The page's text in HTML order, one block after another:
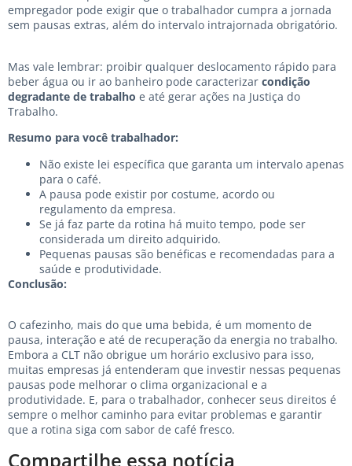
empregador pode exigir que o trabalhador cumpra a jornada
sem pausas extras, além do intervalo intrajornada obrigatório.
Mas vale lembrar: proibir qualquer deslocamento rápido para
beber água ou ir ao banheiro pode caracterizar condição
degradante de trabalho e até gerar ações na Justiça do
Trabalho.
Resumo para você trabalhador:
Não existe lei específica que garanta um intervalo apenas
para o café.
A pausa pode existir por costume, acordo ou
regulamento da empresa.
Se já faz parte da rotina há muito tempo, pode ser
considerada um direito adquirido.
Pequenas pausas são benéficas e recomendadas para a
saúde e produtividade.
Conclusão:
O cafezinho, mais do que uma bebida, é um momento de
pausa, interação e até de recuperação da energia no trabalho.
Embora a CLT não obrigue um horário exclusivo para isso,
muitas empresas já entenderam que investir nessas pequenas
pausas pode melhorar o clima organizacional e a
produtividade. E, para o trabalhador, conhecer seus direitos é
sempre o melhor caminho para evitar problemas e garantir
que a rotina siga com sabor de café fresco.
Compartilhe essa notícia